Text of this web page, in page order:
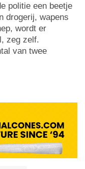
politie een beetje
drogerij, wapens
wordt er
zeg zelf.
van twee